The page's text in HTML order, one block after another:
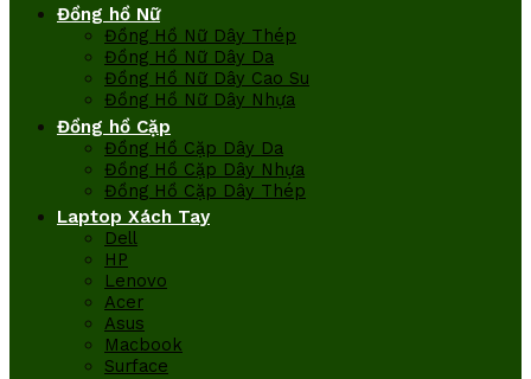
Đồng hồ Nữ
Đồng Hồ Nữ Dây Thép
Đồng Hồ Nữ Dây Da
Đồng Hồ Nữ Dây Cao Su
Đồng Hồ Nữ Dây Nhựa
Đồng hồ Cặp
Đồng Hồ Cặp Dây Da
Đồng Hồ Cặp Dây Nhựa
Đồng Hồ Cặp Dây Thép
Laptop Xách Tay
Dell
HP
Lenovo
Acer
Asus
Macbook
Surface